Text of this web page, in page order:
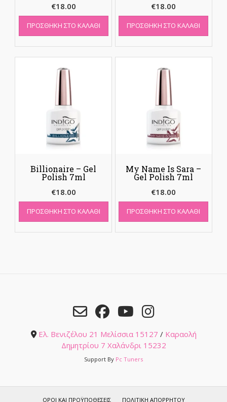
€18.00
ΠΡΟΣΘΉΚΗ ΣΤΟ ΚΑΛΆΘΙ
€18.00
ΠΡΟΣΘΉΚΗ ΣΤΟ ΚΑΛΆΘΙ
Billionaire – Gel
Polish 7ml
€18.00
ΠΡΟΣΘΉΚΗ ΣΤΟ ΚΑΛΆΘΙ
My Name Is Sara –
Gel Polish 7ml
€18.00
ΠΡΟΣΘΉΚΗ ΣΤΟ ΚΑΛΆΘΙ
Ελ. Βενιζέλου 21 Μελίσσια 15127 / Καραολή
Δημητρίου 7 Χαλάνδρι 15232
Support By Pc Tuners
ΌΡΟΙ ΚΑΙ ΠΡΟΫΠΟΘΈΣΕΙΣ ΠΟΛΙΤΙΚΉ ΑΠΟΡΡΉΤΟΥ